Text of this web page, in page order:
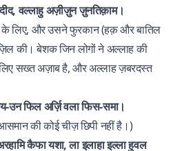
वल्लाहु अज़ीज़ुन ज़ुनतिक़ाम।
के लिए, और उसने फुरकान (हक़ और बातिल
की। बेशक जिन लोगों ने अल्लाह की
सख्त अज़ाब है, और अल्लाह ज़बरदस्त
उन फिल अर्ज़ि वला फिस-समा।
की कोई चीज़ छिपी नहीं है।)
कैफा यशा, ला इलाहा इल्ला हुवल